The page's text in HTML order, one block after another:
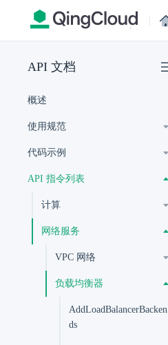
|
API 文档
概述
使用规范
代码示例
API 指令列表
计算
网络服务
VPC 网络
负载均衡器
AddLoadBalancerBacken
ds